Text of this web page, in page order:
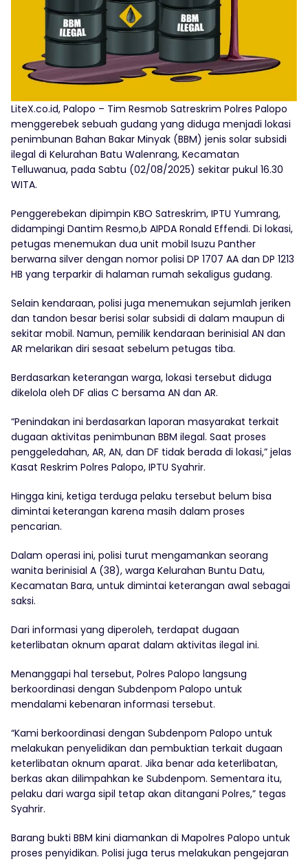
LiteX.co.id, Palopo – Tim Resmob Satreskrim Polres Palopo
menggerebek sebuah gudang yang diduga menjadi lokasi
penimbunan Bahan Bakar Minyak (BBM) jenis solar subsidi
ilegal di Kelurahan Batu Walenrang, Kecamatan
Telluwanua, pada Sabtu (02/08/2025) sekitar pukul 16.30
WITA.
Penggerebekan dipimpin KBO Satreskrim, IPTU Yumrang,
didampingi Dantim Resmo,b AIPDA Ronald Effendi. Di lokasi,
petugas menemukan dua unit mobil Isuzu Panther
berwarna silver dengan nomor polisi DP 1707 AA dan DP 1213
HB yang terparkir di halaman rumah sekaligus gudang.
Selain kendaraan, polisi juga menemukan sejumlah jeriken
dan tandon besar berisi solar subsidi di dalam maupun di
sekitar mobil. Namun, pemilik kendaraan berinisial AN dan
AR melarikan diri sesaat sebelum petugas tiba.
Berdasarkan keterangan warga, lokasi tersebut diduga
dikelola oleh DF alias C bersama AN dan AR.
“Penindakan ini berdasarkan laporan masyarakat terkait
dugaan aktivitas penimbunan BBM ilegal. Saat proses
penggeledahan, AR, AN, dan DF tidak berada di lokasi,” jelas
Kasat Reskrim Polres Palopo, IPTU Syahrir.
Hingga kini, ketiga terduga pelaku tersebut belum bisa
dimintai keterangan karena masih dalam proses
pencarian.
Dalam operasi ini, polisi turut mengamankan seorang
wanita berinisial A (38), warga Kelurahan Buntu Datu,
Kecamatan Bara, untuk dimintai keterangan awal sebagai
saksi.
Dari informasi yang diperoleh, terdapat dugaan
keterlibatan oknum aparat dalam aktivitas ilegal ini.
Menanggapi hal tersebut, Polres Palopo langsung
berkoordinasi dengan Subdenpom Palopo untuk
mendalami kebenaran informasi tersebut.
“Kami berkoordinasi dengan Subdenpom Palopo untuk
melakukan penyelidikan dan pembuktian terkait dugaan
keterlibatan oknum aparat. Jika benar ada keterlibatan,
berkas akan dilimpahkan ke Subdenpom. Sementara itu,
pelaku dari warga sipil tetap akan ditangani Polres,” tegas
Syahrir.
Barang bukti BBM kini diamankan di Mapolres Palopo untuk
proses penyidikan. Polisi juga terus melakukan pengejaran